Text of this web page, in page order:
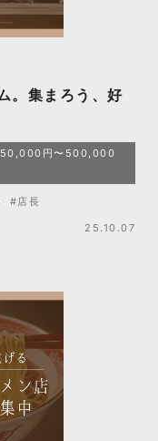
。集まろう、好
円〜500,000
#店長
25.10.07